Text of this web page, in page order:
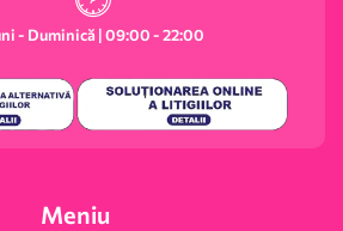
- Duminică | 09:00 - 22:00
Meniu